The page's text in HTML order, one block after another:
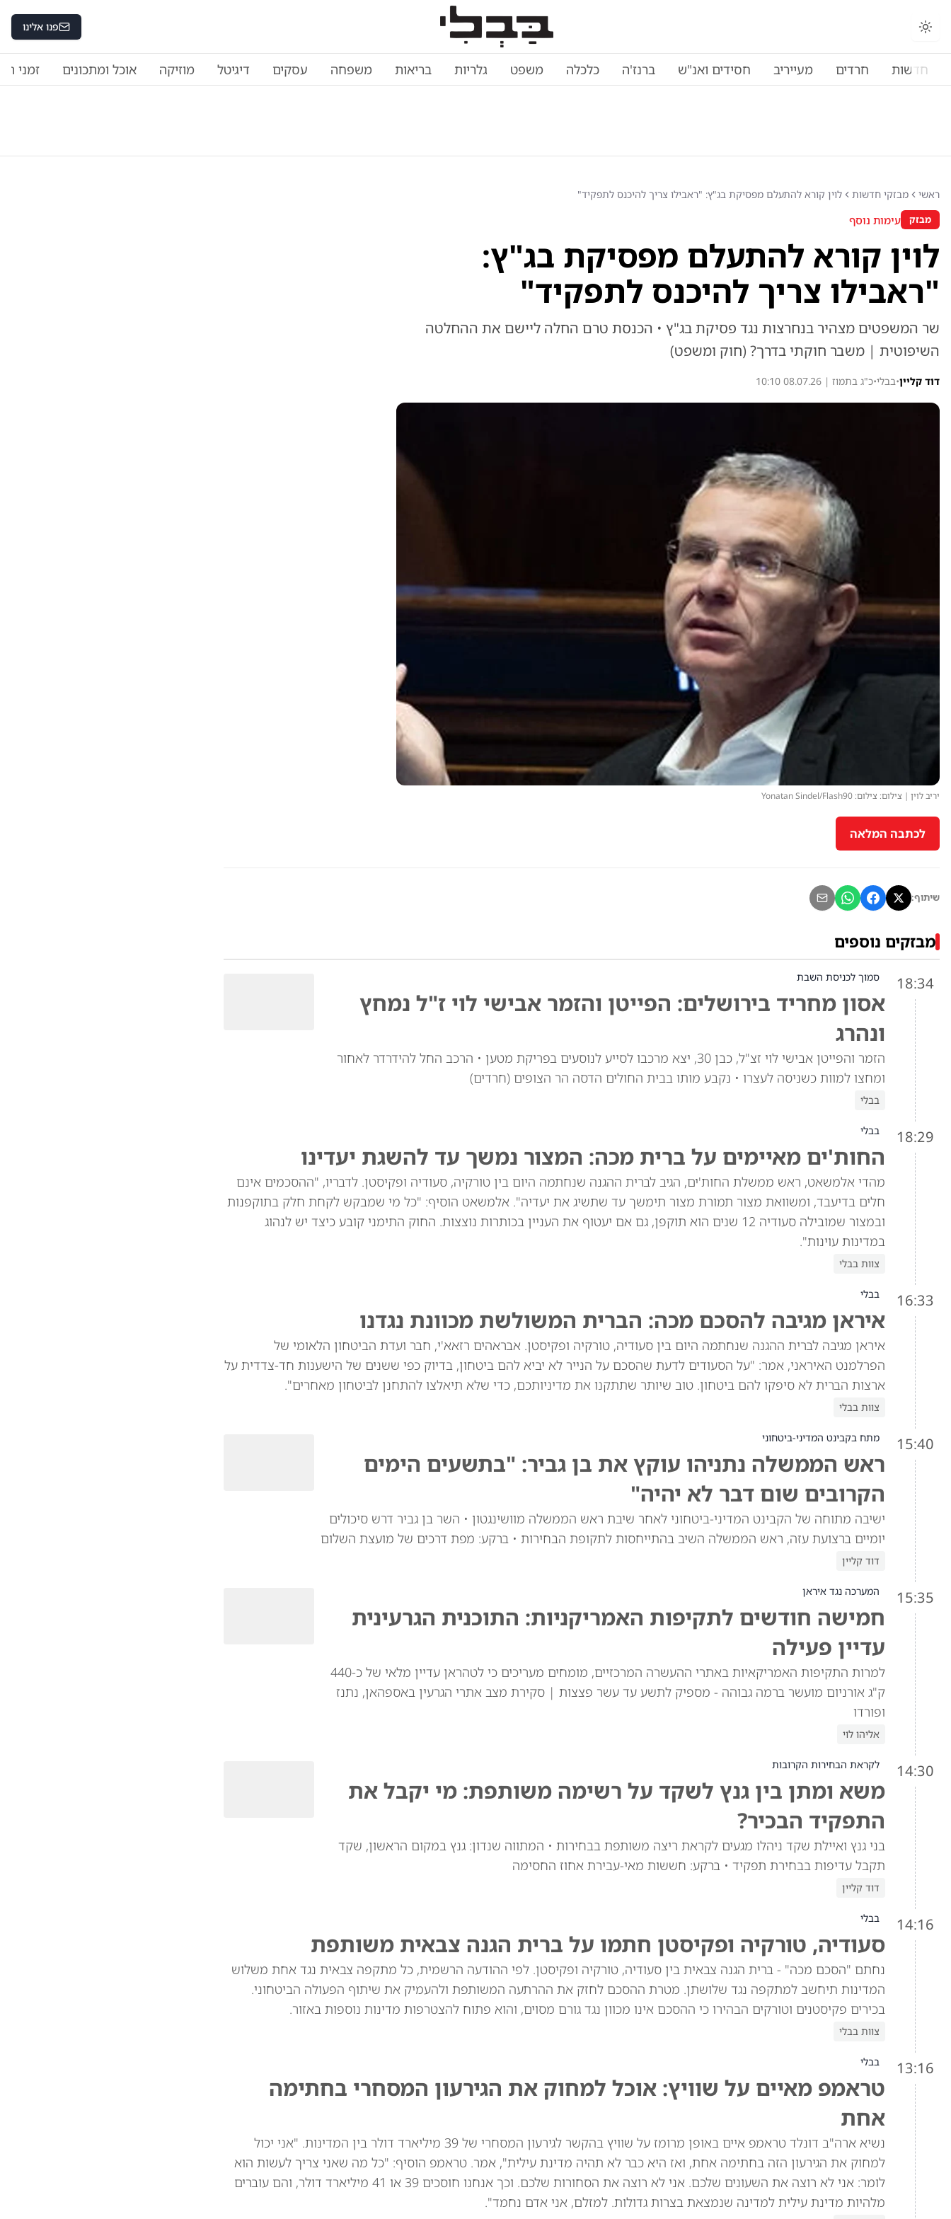
פנו אלינו
חדשות חרדים מעייריב חסידים ואנ"ש ברנז'ה כלכלה משפט גלריות בריאות משפחה עסקים דיגיטל מוזיקה אוכל ומתכונים זמני
ראשי מבזקי חדשות לוין קורא להתעלם מפסיקת בג"ץ: "ראבילו צריך להיכנס לתפקיד"
מבזק עימות נוסף
לוין קורא להתעלם מפסיקת בג"ץ:
"ראבילו צריך להיכנס לתפקיד"
שר המשפטים מצהיר בנחרצות נגד פסיקת בג"ץ • הכנסת טרם החלה ליישם את ההחלטה
השיפוטית | משבר חוקתי בדרך? (חוק ומשפט)
דוד קליין•בבלי•כ"ג בתמוז | 08.07.26 10:10
יריב לוין | צילום: צילום: Yonatan Sindel/Flash90
לכתבה המלאה
שיתוף:
מבזקים נוספים
18:34 סמוך לכניסת השבת
אסון מחריד בירושלים: הפייטן והזמר אבישי לוי ז"ל נמחץ
ונהרג
הזמר והפייטן אבישי לוי זצ"ל, כבן 30, יצא מרכבו לסייע לנוסעים בפריקת מטען • הרכב החל להידרדר לאחור
ומחצו למוות כשניסה לעצרו • נקבע מותו בבית החולים הדסה הר הצופים (חרדים)
בבלי
18:29 בבלי
החות'ים מאיימים על ברית מכה: המצור נמשך עד להשגת יעדינו
מהדי אלמשאט, ראש ממשלת החות'ים, הגיב לברית ההגנה שנחתמה היום בין טורקיה, סעודיה ופקיסטן. לדבריו, "ההסכמים אינם
חלים בדיעבד, ומשוואת מצור תמורת מצור תימשך עד שתשיג את יעדיה". אלמשאט הוסיף: "כל מי שמבקש לקחת חלק בתוקפנות
ובמצור שמובילה סעודיה 12 שנים הוא תוקפן, גם אם יעטוף את העניין בכותרות נוצצות. החוק התימני קובע כיצד יש לנהוג
במדינות עוינות".
צוות בבלי
16:33 בבלי
איראן מגיבה להסכם מכה: הברית המשולשת מכוונת נגדנו
איראן מגיבה לברית ההגנה שנחתמה היום בין סעודיה, טורקיה ופקיסטן. אבראהים רזאא'י, חבר ועדת הביטחון הלאומי של
הפרלמנט האיראני, אמר: "על הסעודים לדעת שהסכם על הנייר לא יביא להם ביטחון, בדיוק כפי ששנים של הישענות חד-צדדית על
ארצות הברית לא סיפקו להם ביטחון. טוב שיותר שתתקנו את מדיניותכם, כדי שלא תיאלצו להתחנן לביטחון מאחרים".
צוות בבלי
15:40 מתח בקבינט המדיני-ביטחוני
ראש הממשלה נתניהו עוקץ את בן גביר: "בתשעים הימים
הקרובים שום דבר לא יהיה"
ישיבה מתוחה של הקבינט המדיני-ביטחוני לאחר שיבת ראש הממשלה מוושינגטון • השר בן גביר דרש סיכולים
יומיים ברצועת עזה, ראש הממשלה השיב בהתייחסות לתקופת הבחירות • ברקע: מפת דרכים של מועצת השלום
דוד קליין
15:35 המערכה נגד איראן
חמישה חודשים לתקיפות האמריקניות: התוכנית הגרעינית
עדיין פעילה
למרות התקיפות האמריקאיות באתרי ההעשרה המרכזיים, מומחים מעריכים כי לטהראן עדיין מלאי של כ-440
ק"ג אורניום מועשר ברמה גבוהה - מספיק לתשע עד עשר פצצות | סקירת מצב אתרי הגרעין באספהאן, נתנז
ופורדו
אליהו לוי
14:30 לקראת הבחירות הקרובות
משא ומתן בין גנץ לשקד על רשימה משותפת: מי יקבל את
התפקיד הבכיר?
בני גנץ ואיילת שקד ניהלו מגעים לקראת ריצה משותפת בבחירות • המתווה שנדון: גנץ במקום הראשון, שקד
תקבל עדיפות בבחירת תפקיד • ברקע: חששות מאי-עבירת אחוז החסימה
דוד קליין
14:16 בבלי
סעודיה, טורקיה ופקיסטן חתמו על ברית הגנה צבאית משותפת
נחתם "הסכם מכה" - ברית הגנה צבאית בין סעודיה, טורקיה ופקיסטן. לפי ההודעה הרשמית, כל מתקפה צבאית נגד אחת משלוש
המדינות תיחשב למתקפה נגד שלושתן. מטרת ההסכם לחזק את ההרתעה המשותפת ולהעמיק את שיתוף הפעולה הביטחוני.
בכירים פקיסטנים וטורקים הבהירו כי ההסכם אינו מכוון נגד גורם מסוים, והוא פתוח להצטרפות מדינות נוספות באזור.
צוות בבלי
13:16 בבלי
טראמפ מאיים על שוויץ: אוכל למחוק את הגירעון המסחרי בחתימה
אחת
נשיא ארה"ב דונלד טראמפ איים באופן מרומז על שוויץ בהקשר לגירעון המסחרי של 39 מיליארד דולר בין המדינות. "אני יכול
למחוק את הגירעון הזה בחתימה אחת, ואז היא כבר לא תהיה מדינת עילית", אמר. טראמפ הוסיף: "כל מה שאני צריך לעשות הוא
לומר: אני לא רוצה את השעונים שלכם. אני לא רוצה את הסחורות שלכם. וכך אנחנו חוסכים 39 או 41 מיליארד דולר, והם עוברים
מלהיות מדינת עילית למדינה שנמצאת בצרות גדולות. למזלם, אני אדם נחמד".